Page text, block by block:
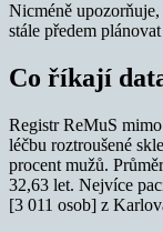
Nicméně
stále předem
Co říkají
Registr ReMuS
léčbu roztroušené
procent mužů.
32,63 let. Nejvíce
[3 011 osob] z